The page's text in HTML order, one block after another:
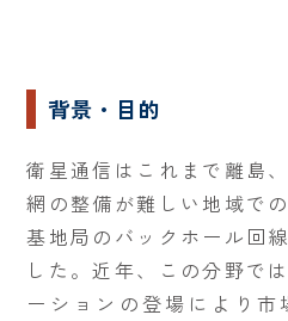
背景・目的
衛星通信はこれまで離島
網の整備が難しい地域で
基地局のバックホール回
した。近年、この分野で
ーションの登場により市